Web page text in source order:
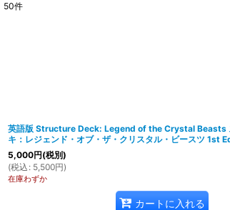
50件
英語版 Structure Deck: Legend of the Crystal Beasts
キ：レジェンド・オブ・ザ・クリスタル・ビースツ 1st
5,000円(税別)
(税込 : 5,500円)
在庫わずか
カートに入れる